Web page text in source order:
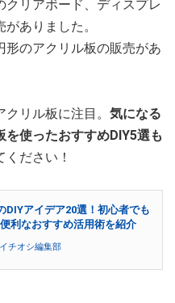
クリアボード、ディスプレ
ありました。
形のアクリル板の販売があ
リル板に注目。 気になる
使ったおすすめDIY5選も
ださい！
DIYアイデア20選！初心者でも
利なおすすめ活用術を紹介
イチオシ編集部